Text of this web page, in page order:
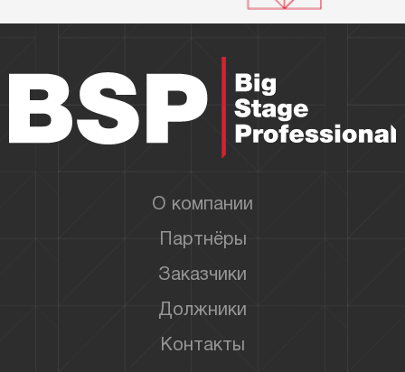
О компании
Партнёры
Заказчики
Должники
Контакты